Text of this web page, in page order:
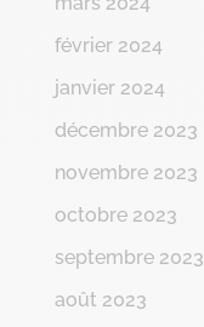
février 2024
janvier 2024
décembre 2023
novembre 2023
octobre 2023
septembre 2023
août 2023